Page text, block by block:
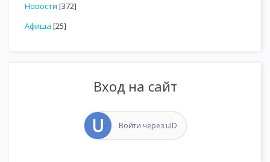
Новости [372]
Афиша [25]
Вход на сайт
Войти через uID